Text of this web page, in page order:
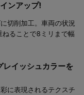
ンアップ!
切削加工。車両の状況
ることで8ミリまで幅
イッシュカラーを
に表現されるテクスチ